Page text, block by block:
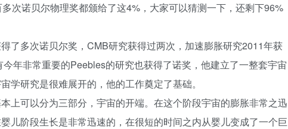
次诺贝尔物理奖都颁给了这4%，大家可以猜测一下，还剩下96%
了多次诺贝尔奖，CMB研究获得过两次，加速膨胀研究2011年获
年非常重要的Peebles的研究也获得了诺奖，他建立了一整套宇宙
学研究是很难展开的，他的工作奠定了基础。
上可以分为三部分，宇宙的开端。在这个阶段宇宙的膨胀非常之迅
儿阶段生长是非常迅速的，在很短的时间之内从婴儿变成了一个巨